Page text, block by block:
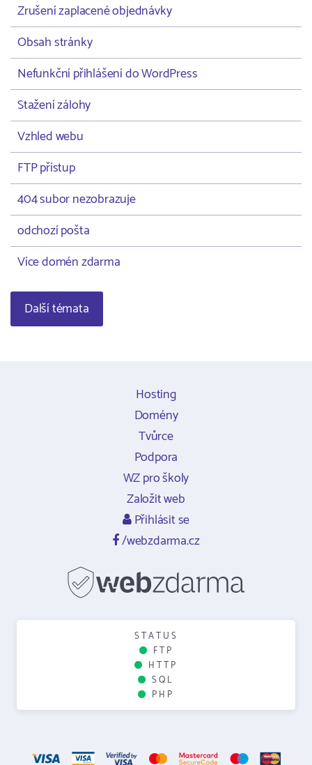
Zrušení zaplacené objednávky
Obsah stránky
Nefunkční přihlášení do WordPress
Stažení zálohy
Vzhled webu
FTP přístup
404 subor nezobrazuje
odchozí pošta
Více domén zdarma
Další témata
Hosting
Domény
Tvůrce
Podpora
WZ pro školy
Založit web
Přihlásit se
/webzdarma.cz
STATUS
FTP
HTTP
SQL
PHP